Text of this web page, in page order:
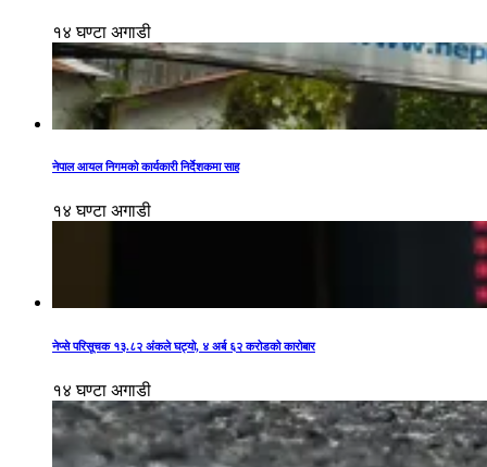
१४ घण्टा अगाडी
नेपाल आयल निगमको कार्यकारी निर्देशकमा साह
१४ घण्टा अगाडी
नेप्से परिसूचक १३.८२ अंकले घट्यो, ४ अर्ब ६२ करोडको कारोबार
१४ घण्टा अगाडी